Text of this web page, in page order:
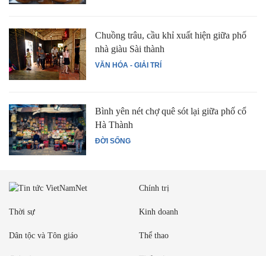
VĂN HÓA - GIẢI TRÍ
Chuồng trâu, cầu khỉ xuất hiện giữa phố
nhà giàu Sài thành
ĐỜI SỐNG
Bình yên nét chợ quê sót lại giữa phố cổ
Hà Thành
Chính trị
Thời sự Kinh doanh
Dân tộc và Tôn giáo Thể thao